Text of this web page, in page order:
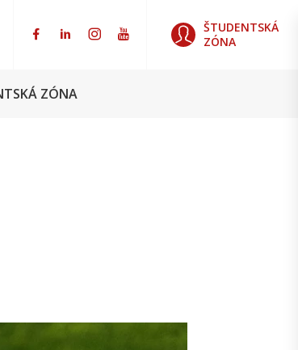
ŠTUDENTSKÁ
ZÓNA
ZÓNA